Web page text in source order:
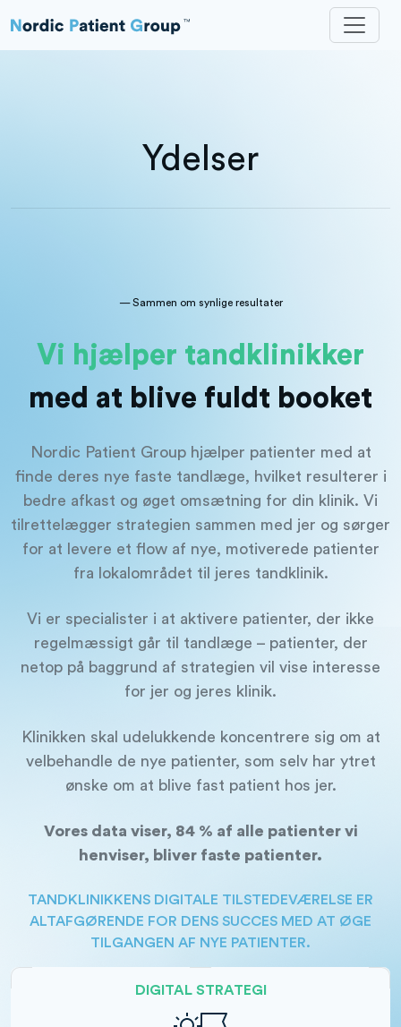
Ydelser
— Sammen om synlige resultater
Vi hjælper tandklinikker
med at blive fuldt booket
Nordic Patient Group hjælper patienter med at
finde deres nye faste tandlæge, hvilket resulterer i
bedre afkast og øget omsætning for din klinik. Vi
tilrettelægger strategien sammen med jer og sørger
for at levere et flow af nye, motiverede patienter
fra lokalområdet til jeres tandklinik.
Vi er specialister i at aktivere patienter, der ikke
regelmæssigt går til tandlæge – patienter, der
netop på baggrund af strategien vil vise interesse
for jer og jeres klinik.
Klinikken skal udelukkende koncentrere sig om at
velbehandle de nye patienter, som selv har ytret
ønske om at blive fast patient hos jer.
Vores data viser, 84 % af alle patienter vi
henviser, bliver faste patienter.
TANDKLINIKKENS DIGITALE TILSTEDEVÆRELSE ER
ALTAFGØRENDE FOR DENS SUCCES MED AT ØGE
TILGANGEN AF NYE PATIENTER.
DIGITAL STRATEGI